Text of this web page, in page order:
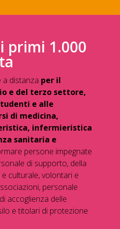
primi 1.000
distanza per il
e del terzo settore,
e alle
di medicina,
infermieristica
sanitaria e
persone impegnate
di supporto, della
culturale, volontari e
personale
accoglienza delle
e titolari di protezione